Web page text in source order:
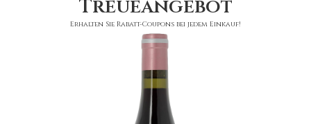
Treueangebot
Erhalten Sie Rabatt-Coupons bei jedem Einkauf!